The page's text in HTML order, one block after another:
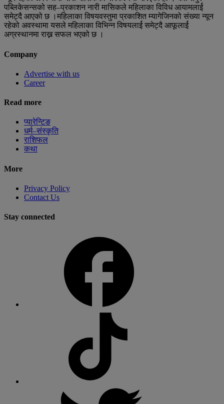
पब्लिकेसन्सको सह–प्रकाशन नारी मासिकले महिलाका विविध आयामलार्ई
समेट्दै आएको छ ।महिलाका विषयवस्तुमा प्रकाशित म्यागेजिनको संख्या न्यून
रहेको अवस्थामा यसले महिलाका विभिन्न विषयलार्ई समेट्दै आफूलार्ई
अग्रस्थानमा राख्न सफल भएको छ ।
Company
Advertise with us
Career
Read more
प्यारेन्टिङ
धर्म–संस्कृति
राशिफल
कथा
More
Privacy Policy
Contact Us
Stay connected